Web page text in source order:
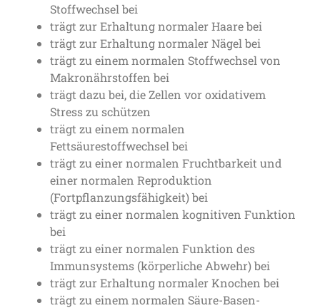
Stoffwechsel bei
trägt zur Erhaltung normaler Haare bei
trägt zur Erhaltung normaler Nägel bei
trägt zu einem normalen Stoffwechsel von
Makronährstoffen bei
trägt dazu bei, die Zellen vor oxidativem
Stress zu schützen
trägt zu einem normalen
Fettsäurestoffwechsel bei
trägt zu einer normalen Fruchtbarkeit und
einer normalen Reproduktion
(Fortpflanzungsfähigkeit) bei
trägt zu einer normalen kognitiven Funktion
bei
trägt zu einer normalen Funktion des
Immunsystems (körperliche Abwehr) bei
trägt zur Erhaltung normaler Knochen bei
trägt zu einem normalen Säure-Basen-